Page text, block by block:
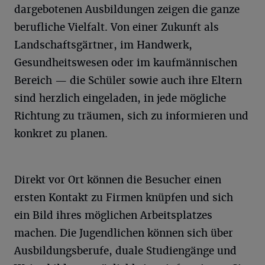
dargebotenen Ausbildungen zeigen die ganze
berufliche Vielfalt. Von einer Zukunft als
Landschaftsgärtner, im Handwerk,
Gesundheitswesen oder im kaufmännischen
Bereich — die Schüler sowie auch ihre Eltern
sind herzlich eingeladen, in jede mögliche
Richtung zu träumen, sich zu informieren und
konkret zu planen.
Direkt vor Ort können die Besucher einen
ersten Kontakt zu Firmen knüpfen und sich
ein Bild ihres möglichen Arbeitsplatzes
machen. Die Jugendlichen können sich über
Ausbildungsberufe, duale Studiengänge und